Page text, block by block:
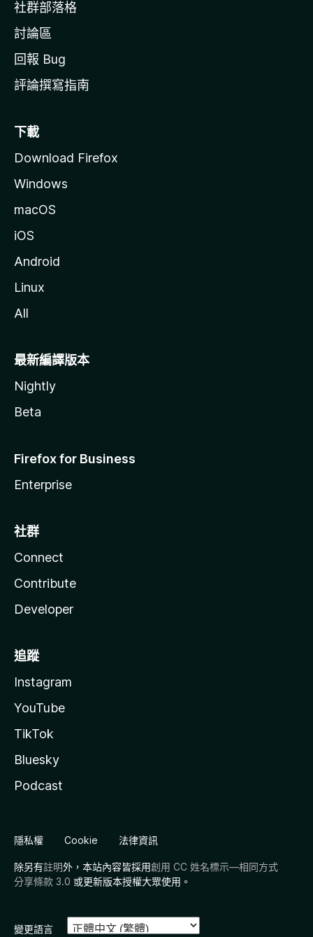
社群部落格
討論區
回報 Bug
評論撰寫指南
下載
Download Firefox
Windows
macOS
iOS
Android
Linux
All
最新編譯版本
Nightly
Beta
Firefox for Business
Enterprise
社群
Connect
Contribute
Developer
追蹤
Instagram
YouTube
TikTok
Bluesky
Podcast
隱私權 Cookie 法律資訊
除另有註明外，本站內容皆採用創用 CC 姓名標示—相同方式
分享條款 3.0 或更新版本授權大眾使用。
變更語言